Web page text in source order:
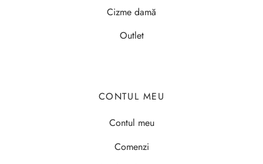
Cizme damă
Outlet
CONTUL MEU
Contul meu
Comenzi